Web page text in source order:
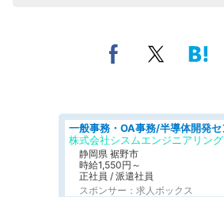
株式会社シスムエンジニアリング
静岡県 裾野市
時給1,550円～
正社員 / 派遣社員
スポンサー：求人ボックス